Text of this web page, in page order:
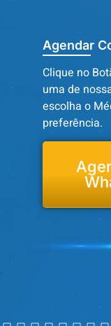
Agendar
Clique no
uma de
escolha o
preferência.